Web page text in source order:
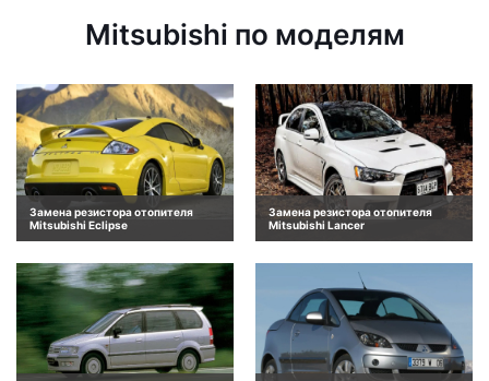
Mitsubishi по моделям
Замена резистора отопителя
Mitsubishi Eclipse
Замена резистора отопителя
Mitsubishi Lancer